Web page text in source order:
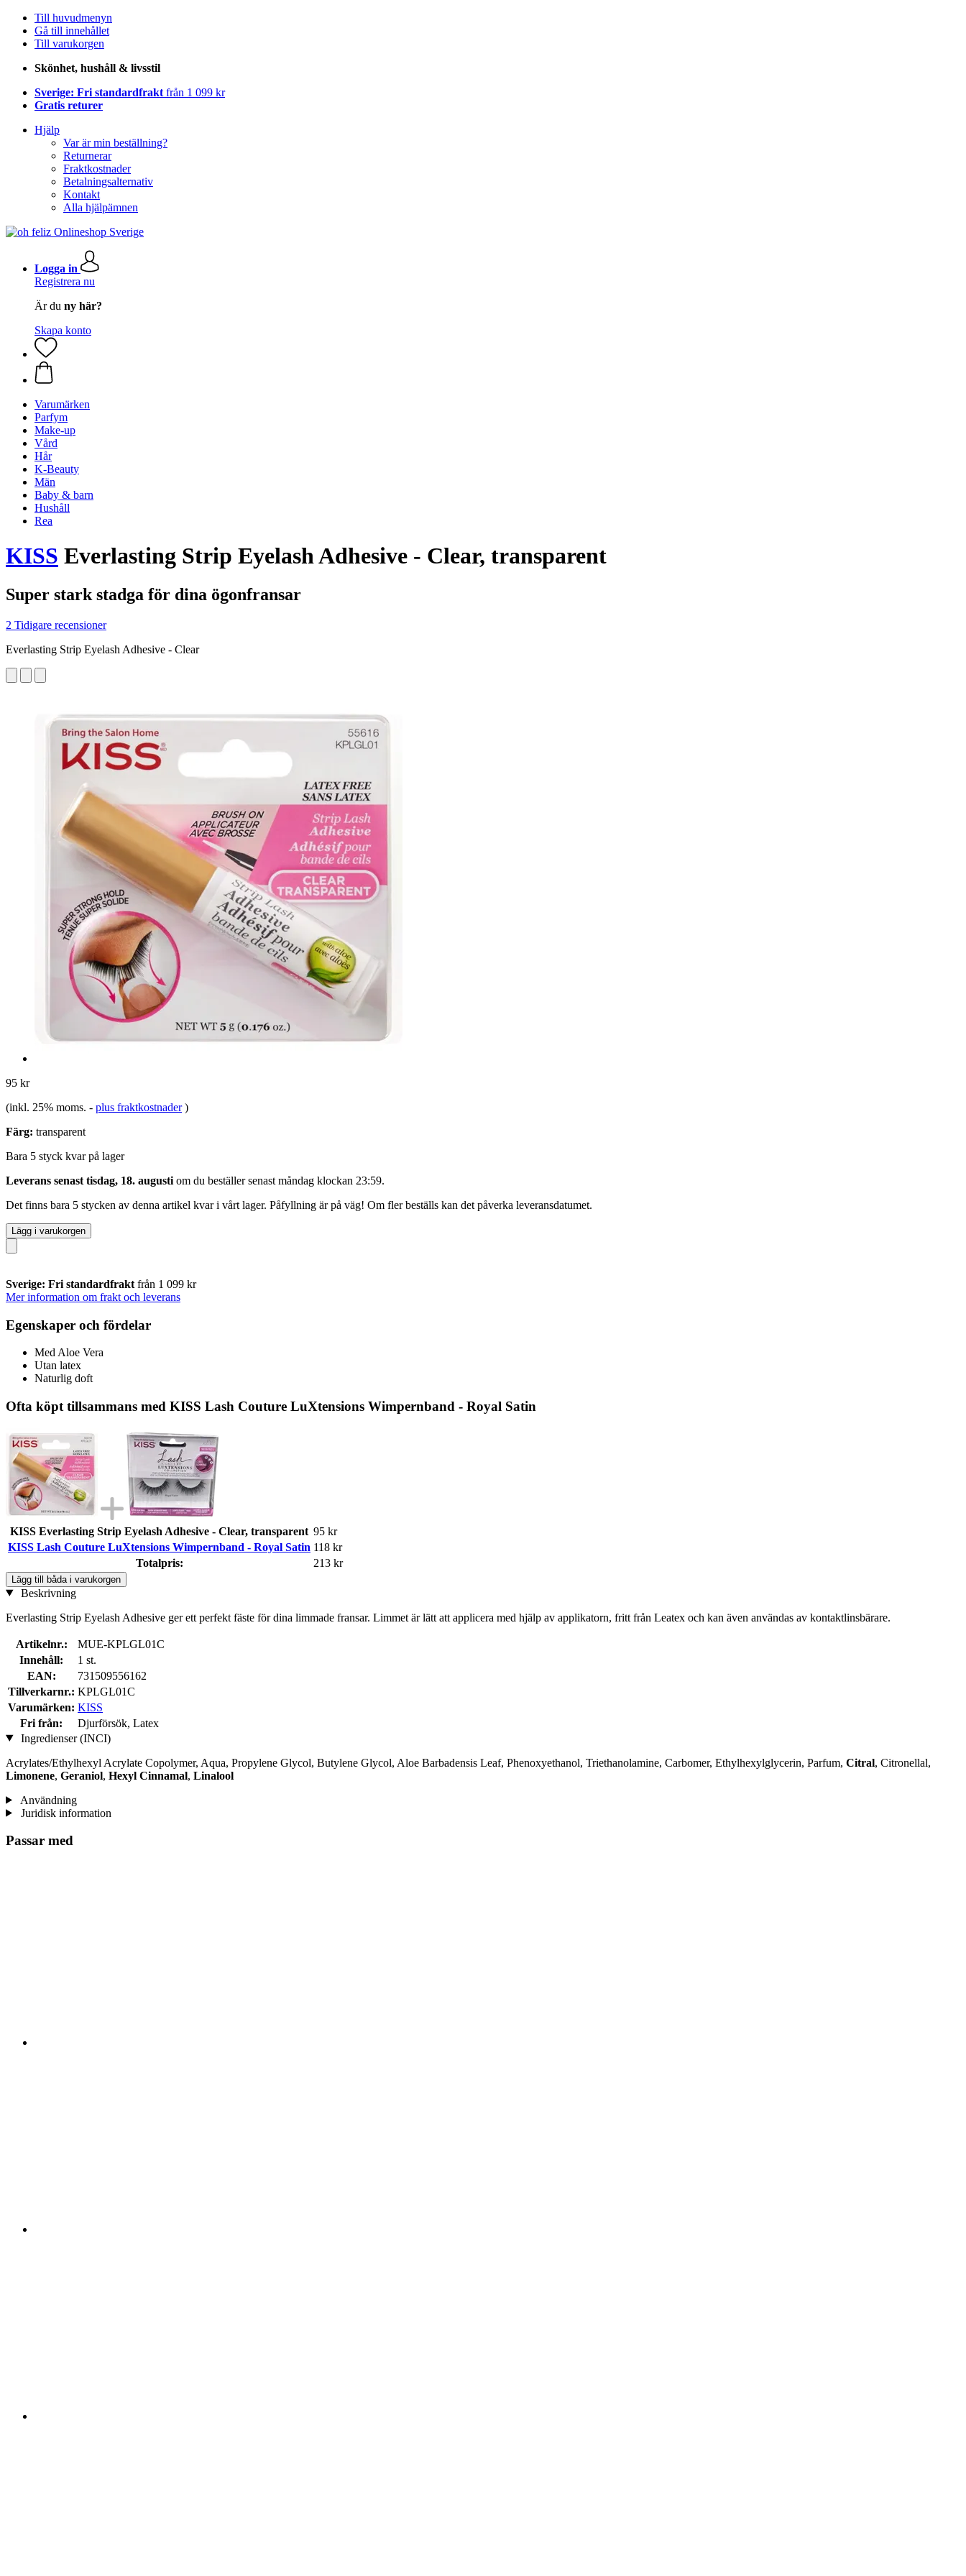
Till huvudmenyn
Gå till innehållet
Till varukorgen
Skönhet, hushåll & livsstil
Sverige: Fri standardfrakt från 1 099 kr
Gratis returer
Hjälp
Var är min beställning?
Returnerar
Fraktkostnader
Betalningsalternativ
Kontakt
Alla hjälpämnen
Logga in
Registrera nu
Är du ny här?
Skapa konto
Varumärken
Parfym
Make-up
Vård
Hår
K-Beauty
Män
Baby & barn
Hushåll
Rea
KISS Everlasting Strip Eyelash Adhesive - Clear, transparent
Super stark stadga för dina ögonfransar
2 Tidigare recensioner
Everlasting Strip Eyelash Adhesive - Clear
95 kr
(inkl. 25% moms. - plus fraktkostnader )
Färg: transparent
Bara 5 styck kvar på lager
Leverans senast tisdag, 18. augusti om du beställer senast måndag klockan 23:59.
Det finns bara 5 stycken av denna artikel kvar i vårt lager. Påfyllning är på väg! Om fler beställs kan det påverka leveransdatumet.
Lägg i varukorgen
Sverige: Fri standardfrakt från 1 099 kr
Mer information om frakt och leverans
Egenskaper och fördelar
Med Aloe Vera
Utan latex
Naturlig doft
Ofta köpt tillsammans med KISS Lash Couture LuXtensions Wimpernband - Royal Satin
KISS Everlasting Strip Eyelash Adhesive - Clear, transparent 95 kr
KISS Lash Couture LuXtensions Wimpernband - Royal Satin 118 kr
Totalpris:
213 kr
Lägg till båda i varukorgen
Beskrivning
Everlasting Strip Eyelash Adhesive ger ett perfekt fäste för dina limmade fransar. Limmet är lätt att applicera med hjälp av applikatorn, fritt från Leatex och kan även användas av kontaktlinsbärare.
Artikelnr.:
MUE-KPLGL01C
Innehåll:
1 st.
EAN:
731509556162
Tillverkarnr.: KPLGL01C
Varumärken: KISS
Fri från:
Djurförsök, Latex
Ingredienser (INCI)
Acrylates/Ethylhexyl Acrylate Copolymer, Aqua, Propylene Glycol, Butylene Glycol, Aloe Barbadensis Leaf, Phenoxyethanol, Triethanolamine, Carbomer, Ethylhexylglycerin, Parfum, Citral, Citronellal,
Limonene, Geraniol, Hexyl Cinnamal, Linalool
Användning
Juridisk information
Passar med